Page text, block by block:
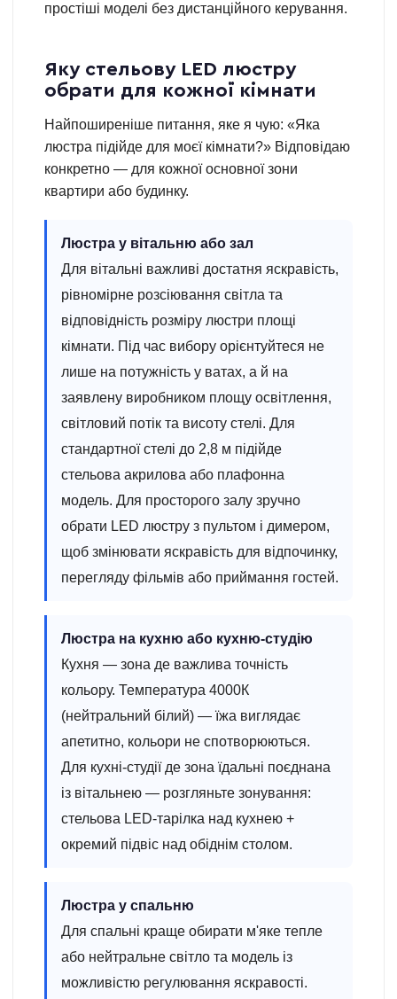
простіші моделі без дистанційного керування.
Яку стельову LED люстру
обрати для кожної кімнати
Найпоширеніше питання, яке я чую: «Яка
люстра підійде для моєї кімнати?» Відповідаю
конкретно — для кожної основної зони
квартири або будинку.
Люстра у вітальню або зал
Для вітальні важливі достатня яскравість,
рівномірне розсіювання світла та
відповідність розміру люстри площі
кімнати. Під час вибору орієнтуйтеся не
лише на потужність у ватах, а й на
заявлену виробником площу освітлення,
світловий потік та висоту стелі. Для
стандартної стелі до 2,8 м підійде
стельова акрилова або плафонна
модель. Для просторого залу зручно
обрати LED люстру з пультом і димером,
щоб змінювати яскравість для відпочинку,
перегляду фільмів або приймання гостей.
Люстра на кухню або кухню-студію
Кухня — зона де важлива точність
кольору. Температура 4000К
(нейтральний білий) — їжа виглядає
апетитно, кольори не спотворюються.
Для кухні-студії де зона їдальні поєднана
із вітальнею — розгляньте зонування:
стельова LED-тарілка над кухнею +
окремий підвіс над обіднім столом.
Люстра у спальню
Для спальні краще обирати м'яке тепле
або нейтральне світло та модель із
можливістю регулювання яскравості.